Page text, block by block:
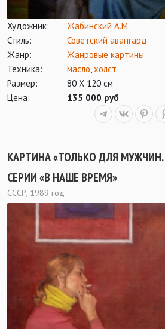
Художник:
Жабинский А.М.
Стиль:
Советский авангард
Жанр:
Жанровые картины
Техника:
масло,холст
Размер:
80 Х 120 см
Цена:
135 000 руб
КАРТИНА «ТОЛЬКО ДЛЯ МУЖЧИН.
СЕРИИ «В НАШЕ ВРЕМЯ»
СССР, 1989 год